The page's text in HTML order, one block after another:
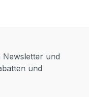
Newsletter und
und